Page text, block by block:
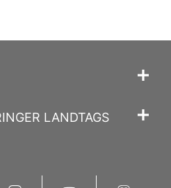
LANDTAGS
Mastodon